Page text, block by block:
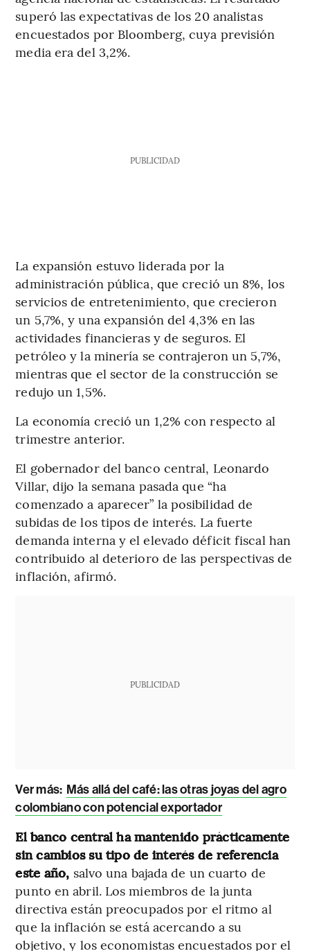
superó las expectativas de los 20 analistas
encuestados por Bloomberg, cuya previsión
media era del 3,2%.
PUBLICIDAD
La expansión estuvo liderada por la
administración pública, que creció un 8%, los
servicios de entretenimiento, que crecieron
un 5,7%, y una expansión del 4,3% en las
actividades financieras y de seguros. El
petróleo y la minería se contrajeron un 5,7%,
mientras que el sector de la construcción se
redujo un 1,5%.
La economía creció un 1,2% con respecto al
trimestre anterior.
El gobernador del banco central, Leonardo
Villar, dijo la semana pasada que “ha
comenzado a aparecer” la posibilidad de
subidas de los tipos de interés. La fuerte
demanda interna y el elevado déficit fiscal han
contribuido al deterioro de las perspectivas de
inflación, afirmó.
PUBLICIDAD
Ver más: Más allá del café: las otras joyas del agro
colombiano con potencial exportador
El banco central ha mantenido prácticamente
sin cambios su tipo de interés de referencia
este año, salvo una bajada de un cuarto de
punto en abril. Los miembros de la junta
directiva están preocupados por el ritmo al
que la inflación se está acercando a su
objetivo, y los economistas encuestados por el